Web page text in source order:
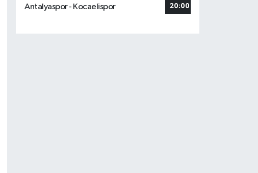
Antalyaspor - Kocaelispor 20:00